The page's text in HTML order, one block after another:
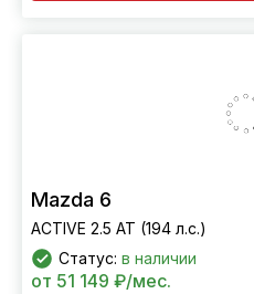
Mazda 6
ACTIVE 2.5 AT (194 л.с.)
Статус: в наличии
от 51 149 ₽/мес.